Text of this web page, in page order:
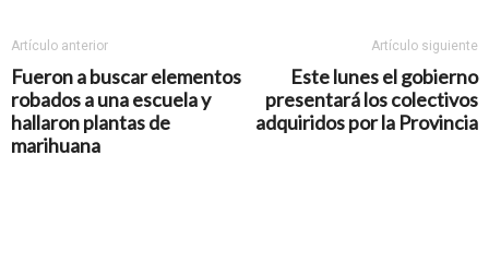
Artículo anterior
Fueron a buscar elementos
robados a una escuela y
hallaron plantas de
marihuana
Artículo siguiente
Este lunes el gobierno
presentará los colectivos
adquiridos por la Provincia